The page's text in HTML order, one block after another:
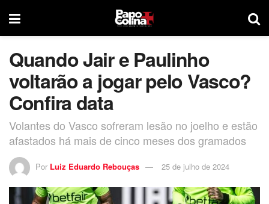
Quando Jair e Paulinho
voltarão a jogar pelo Vasco?
Confira data
Volantes do Vasco sofreram lesão no joelho e estão
afastados há mais de cinco meses dos gramados
Por Luiz Eduardo Rebouças 25 de julho de 2024